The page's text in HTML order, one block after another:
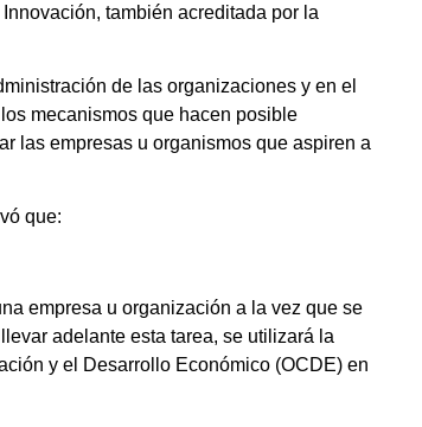
también acreditada por la
de las organizaciones y en el
mecanismos que hacen posible
las empresas u organismos que aspiren a
que:
empresa u organización a la vez que se
adelante esta tarea, se utilizará la
y el Desarrollo Económico (OCDE) en